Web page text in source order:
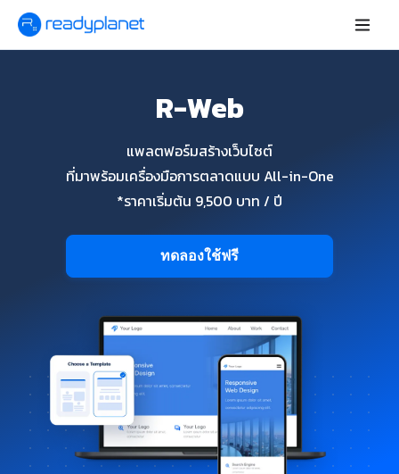
R-Web
แพลตฟอร์มสร้างเว็บไซต์
ที่มาพร้อมเครื่องมือการตลาดแบบ All-in-One
*ราคาเริ่มต้น 9,500 บาท / ปี
ทดลองใช้ฟรี